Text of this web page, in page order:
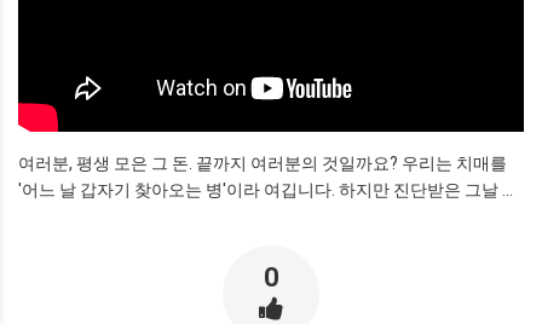
여러분, 평생 모은 그 돈. 끝까지 여러분의 것일까요? 우리는 치매를
'어느 날 갑자기 찾아오는 병'이라 여깁니다. 하지만 진단받은 그날 ...
0